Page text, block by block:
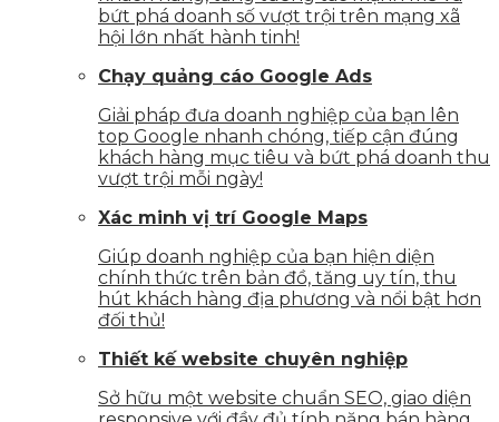
bứt phá doanh số vượt trội trên mạng xã
hội lớn nhất hành tinh!
Chạy quảng cáo Google Ads
Giải pháp đưa doanh nghiệp của bạn lên
top Google nhanh chóng, tiếp cận đúng
khách hàng mục tiêu và bứt phá doanh thu
vượt trội mỗi ngày!
Xác minh vị trí Google Maps
Giúp doanh nghiệp của bạn hiện diện
chính thức trên bản đồ, tăng uy tín, thu
hút khách hàng địa phương và nổi bật hơn
đối thủ!
Thiết kế website chuyên nghiệp
Sở hữu một website chuẩn SEO, giao diện